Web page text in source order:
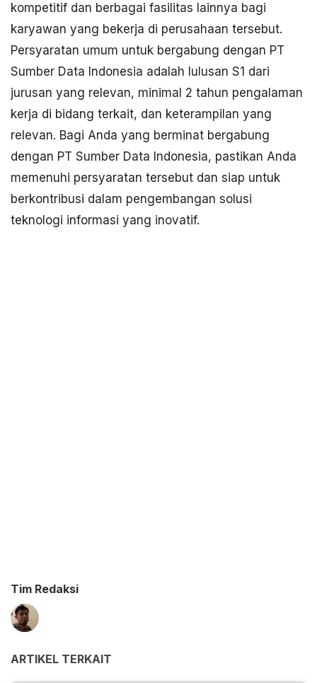
kompetitif dan berbagai fasilitas lainnya bagi
karyawan yang bekerja di perusahaan tersebut.
Persyaratan umum untuk bergabung dengan PT
Sumber Data Indonesia adalah lulusan S1 dari
jurusan yang relevan, minimal 2 tahun pengalaman
kerja di bidang terkait, dan keterampilan yang
relevan. Bagi Anda yang berminat bergabung
dengan PT Sumber Data Indonesia, pastikan Anda
memenuhi persyaratan tersebut dan siap untuk
berkontribusi dalam pengembangan solusi
teknologi informasi yang inovatif.
Tim Redaksi
ARTIKEL TERKAIT